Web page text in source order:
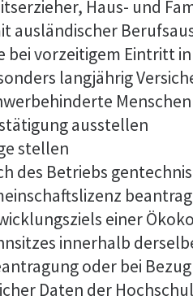
Haus- und
ausländischer
bei vorzeitigem Eintritt
langjährig
ausstellen
stellen
des Betriebs
einer
innerhalb
oder bei
Daten der